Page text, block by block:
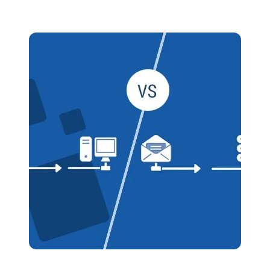
Zero-downtime · την κάνουμε εμείς
records + WHOIS + cert inspector
Looking glass
BGP · traceroute · mtr (AS216285)